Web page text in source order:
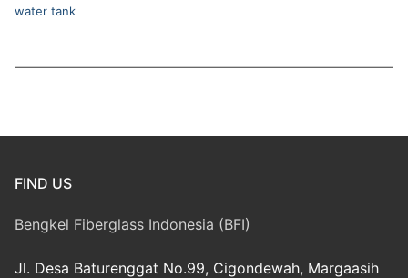
water tank
FIND US
Bengkel Fiberglass Indonesia (BFI)
Jl. Desa Baturenggat No.99, Cigondewah, Margaasih